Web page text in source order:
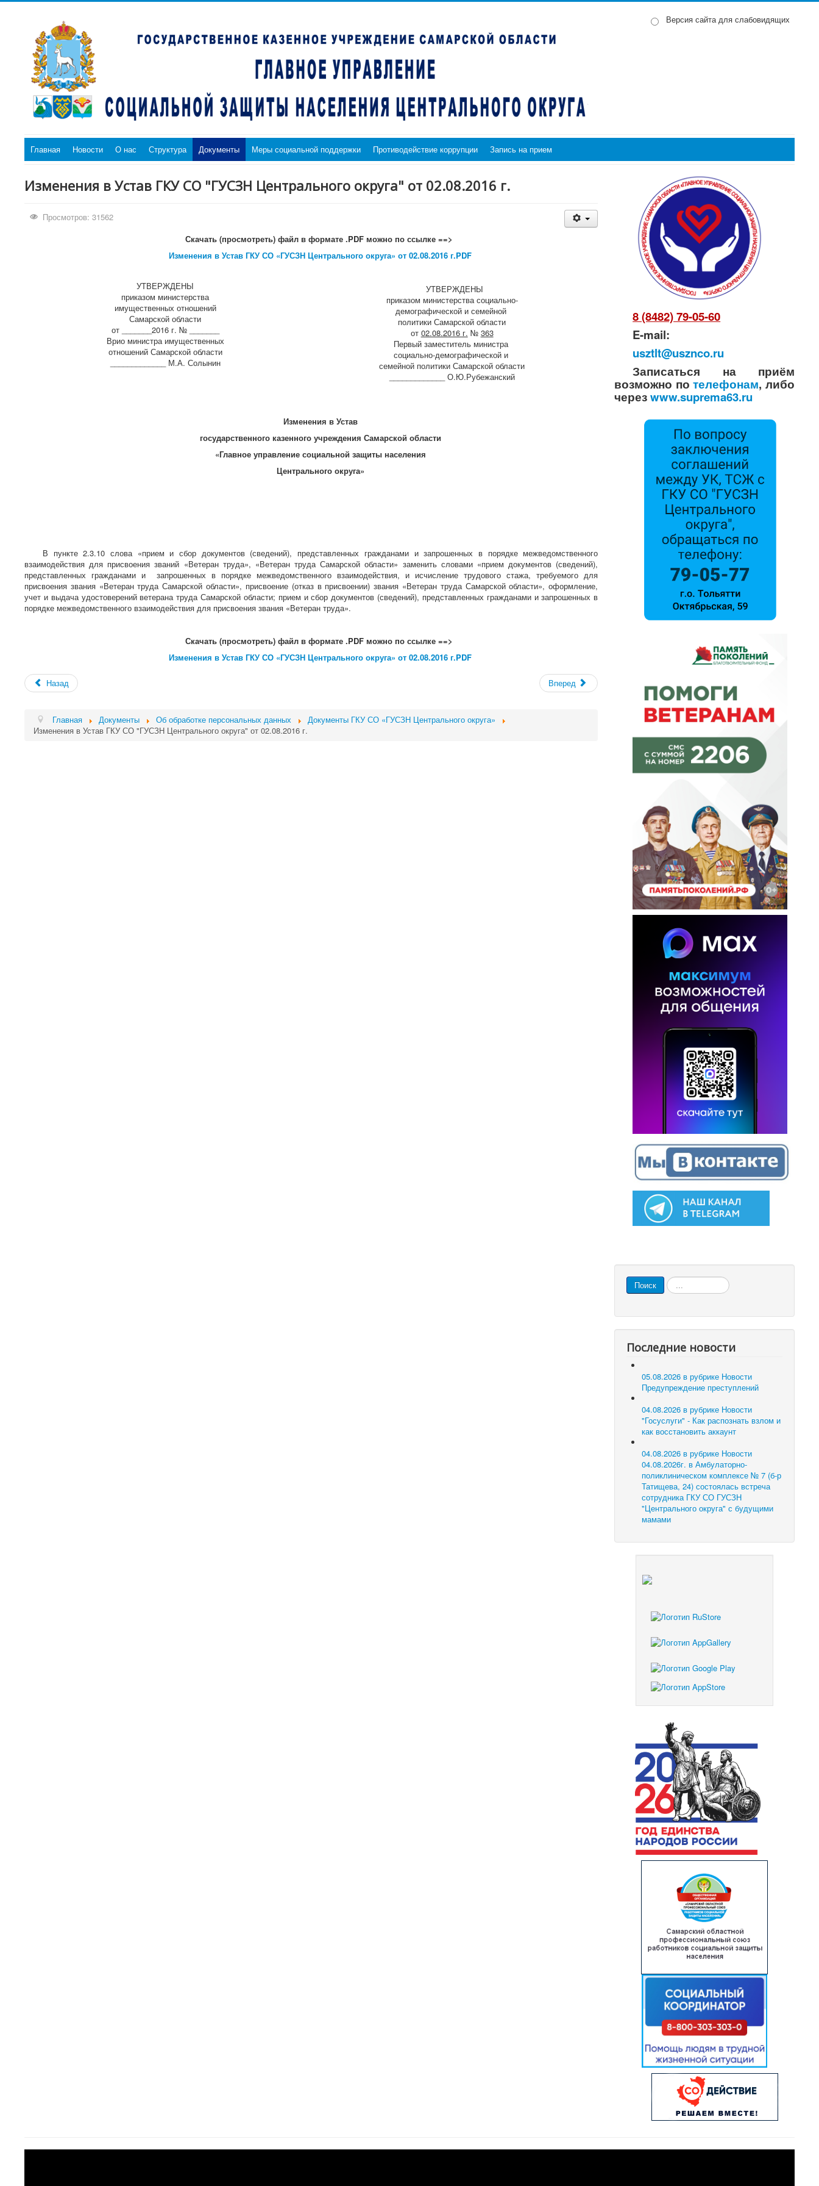
Версия сайта для слабовидящих
Главная Новости О нас Структура Документы Меры социальной поддержки Противодействие коррупции Запись на прием
Изменения в Устав ГКУ СО "ГУСЗН Центрального округа" от 02.08.2016 г.
Просмотров: 31562
Скачать (просмотреть) файл в формате .PDF можно по ссылке ==>
Изменения в Устав ГКУ СО «ГУСЗН Центрального округа» от 02.08.2016 г.PDF
УТВЕРЖДЕНЫ
приказом министерства
имущественных отношений
Самарской области
от _______2016 г. № _______
Врио министра имущественных
отношений Самарской области
_____________ М.А. Солынин
УТВЕРЖДЕНЫ
приказом министерства социально-
демографической и семейной
политики Самарской области
от 02.08.2016 г. № 363
Первый заместитель министра
социально-демографической и
семейной политики Самарской области
_____________ О.Ю.Рубежанский
Изменения в Устав
государственного казенного учреждения Самарской области
«Главное управление социальной защиты населения
Центрального округа»
В пункте 2.3.10 слова «прием и сбор документов (сведений), представленных гражданами и запрошенных в порядке межведомственного
взаимодействия для присвоения званий «Ветеран труда», «Ветеран труда Самарской области» заменить словами «прием документов (сведений),
представленных гражданами и запрошенных в порядке межведомственного взаимодействия, и исчисление трудового стажа, требуемого для
присвоения звания «Ветеран труда Самарской области», присвоение (отказ в присвоении) звания «Ветеран труда Самарской области», оформление,
учет и выдача удостоверений ветерана труда Самарской области; прием и сбор документов (сведений), представленных гражданами и запрошенных в
порядке межведомственного взаимодействия для присвоения звания «Ветеран труда».
Скачать (просмотреть) файл в формате .PDF можно по ссылке ==>
Изменения в Устав ГКУ СО «ГУСЗН Центрального округа» от 02.08.2016 г.PDF
Назад Вперед
Главная Документы Об обработке персональных данных
Документы ГКУ СО «ГУСЗН Центрального округа»
Изменения в Устав ГКУ СО "ГУСЗН Центрального округа" от 02.08.2016 г.
8 (8482) 79-05-60
E-mail:
usztlt@usznco.ru
Записаться на приём
возможно потелефонам, либо
черезwww.suprema63.ru
Поиск Искать...
Последние новости
05.08.2026 в рубрике Новости
Предупреждение преступлений
04.08.2026 в рубрике Новости
"Госуслуги" - Как распознать взлом и
как восстановить аккаунт
04.08.2026 в рубрике Новости
04.08.2026г. в Амбулаторно-
поликлиническом комплексе № 7 (б-р
Татищева, 24) состоялась встреча
сотрудника ГКУ СО ГУСЗН
"Центрального округа" с будущими
мамами